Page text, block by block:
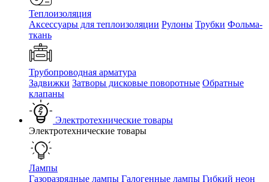
Теплоизоляция
Аксессуары для теплоизоляции Рулоны Трубки Фольма-
ткань
Трубопроводная арматура
Задвижки Затворы дисковые поворотные Обратные
клапаны
Электротехнические товары
Электротехнические товары
Лампы
Газоразрядные лампы Галогенные лампы Гибкий неон